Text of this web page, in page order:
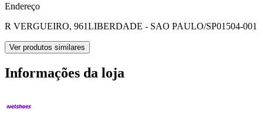
Endereço
R VERGUEIRO, 961LIBERDADE - SAO PAULO/SP01504-001
Ver produtos similares
Informações da loja